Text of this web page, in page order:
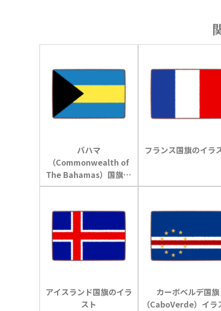
バハマ
（Commonwealth of
The Bahamas）国旗の
イラスト
フランス国旗のイラ
アイスランド国旗のイラ
スト
カーボベルデ国旗
（CaboVerde）イラ